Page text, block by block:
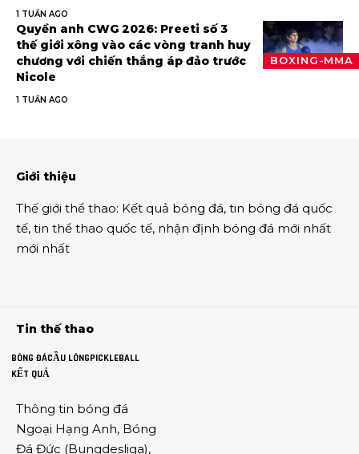
1 TUẦN AGO
BOXING-MMA
Quyền anh CWG 2026: Preeti số 3
thế giới xông vào các vòng tranh huy
chương với chiến thắng áp đảo trước
Nicole
1 TUẦN AGO
Giới thiệu
Thế giới thể thao: Kết quả bóng đá, tin bóng đá quốc
tế, tin thể thao quốc tế, nhận định bóng đá mới nhất
mới nhất
Tin thế thao
BÓNG ĐÁCẦU LÔNGPICKLEBALL
KẾT QUẢ
Thông tin bóng đá
Ngoại Hạng Anh, Bóng
Đá Đức (Bungdesliga),